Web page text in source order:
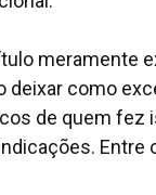
meramente
deixar como
de quem
Entre